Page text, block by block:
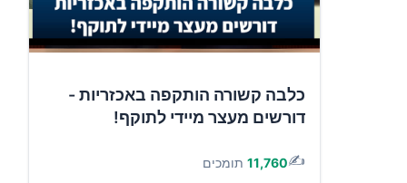
כלבה קשורה הותקפה באכזריות -
דורשים מעצר מיידי לתוקף!
✍️
11,760 תומכים